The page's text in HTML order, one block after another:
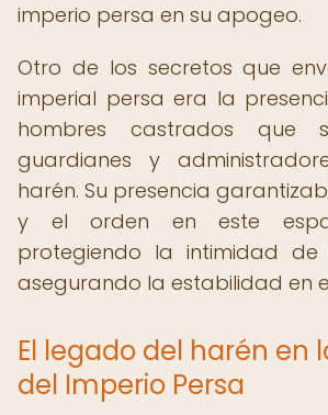
imperio persa en su apogeo.
Otro de los secretos que
imperial persa era la
hombres castrados que
guardianes y
harén. Su presencia
y el orden en este
protegiendo la intimidad de
asegurando la estabilidad en
El legado del harén en
del Imperio Persa